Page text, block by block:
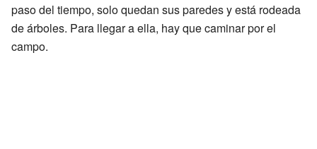
paso del tiempo, solo quedan sus paredes y está rodeada
de árboles. Para llegar a ella, hay que caminar por el
campo.